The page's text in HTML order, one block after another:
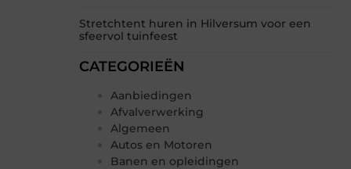
Stretchtent huren in Hilversum voor een
sfeervol tuinfeest
CATEGORIEËN
Aanbiedingen
Afvalverwerking
Algemeen
Autos en Motoren
Banen en opleidingen